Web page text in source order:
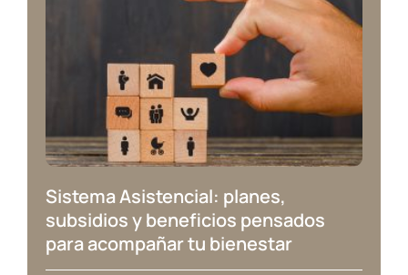
Sistema Asistencial: planes,
subsidios y beneficios pensados
para acompañar tu bienestar